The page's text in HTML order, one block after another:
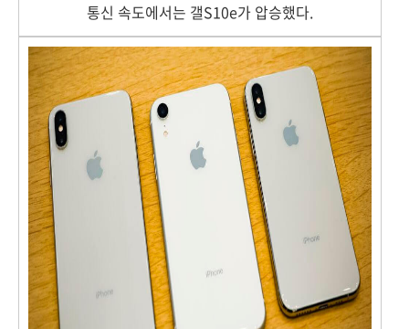
통신 속도에서는 갤S10e가 압승했다.